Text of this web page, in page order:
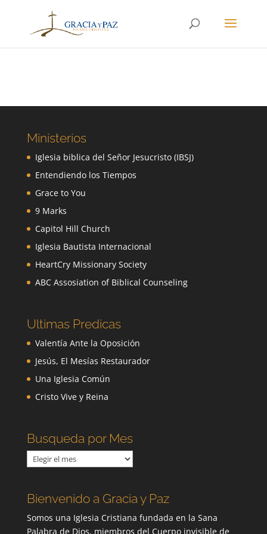
Ministerios
Iglesia biblica del Señor Jesucristo (IBSJ)
Entendiendo los Tiempos
Grace to You
9 Marks
Capitol Hill Church
Iglesia Bautista Internacional
HeartCry Missionary Society
ABC Assosiation of Biblical Counseling
Ultimas Predicas
Valentía Ante la Oposición
Jesús, El Mesías Restaurador
Una Iglesia Común
Cristo Vive y Reina
Busqueda por Mes
Busqueda
por
Bienvenido a Gracia y Paz
Somos una Iglesia Cristiana fundada en la Sana
Palabra de Dios, miembros del Cuerpo invisible de